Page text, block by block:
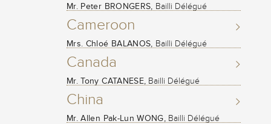
Mr. Peter BRONGERS, Bailli Délégué
Cameroon
Mrs. Chloé BALANOS, Bailli Délégué
Canada
Mr. Tony CATANESE, Bailli Délégué
China
Mr. Allen Pak-Lun WONG, Bailli Délégué